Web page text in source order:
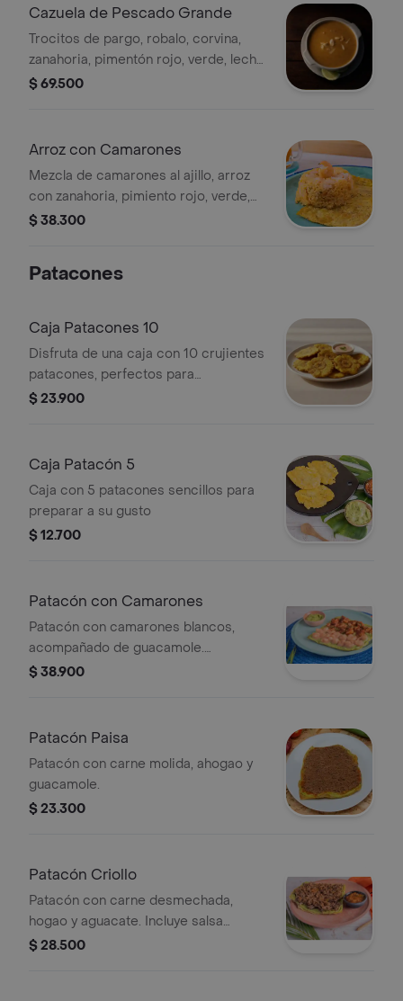
Cazuela de Pescado Grande
Trocitos de pargo, robalo, corvina,
zanahoria, pimentón rojo, verde, leche
de coco, patacón, ensalada con
$ 69.500
Arroz con Camarones
Mezcla de camarones al ajillo, arroz
con zanahoria, pimiento rojo, verde,
patacón, ensalada con zanahoria,
$ 38.300
Patacones
Caja Patacones 10
Disfruta de una caja con 10 crujientes
patacones, perfectos para
acompañar tus comidas o como un
$ 23.900
Caja Patacón 5
Caja con 5 patacones sencillos para
preparar a su gusto
$ 12.700
Patacón con Camarones
Patacón con camarones blancos,
acompañado de guacamole.
Preparación a elección.
$ 38.900
Patacón Paisa
Patacón con carne molida, ahogao y
guacamole.
$ 23.300
Patacón Criollo
Patacón con carne desmechada,
hogao y aguacate. Incluye salsa
adicional.
$ 28.500